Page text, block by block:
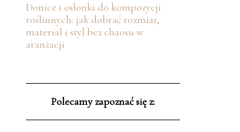
Donice i osłonki do kompozycji
roślinnych: jak dobrać rozmiar,
materiał i styl bez chaosu w
aranżacji
Polecamy zapoznać się z: